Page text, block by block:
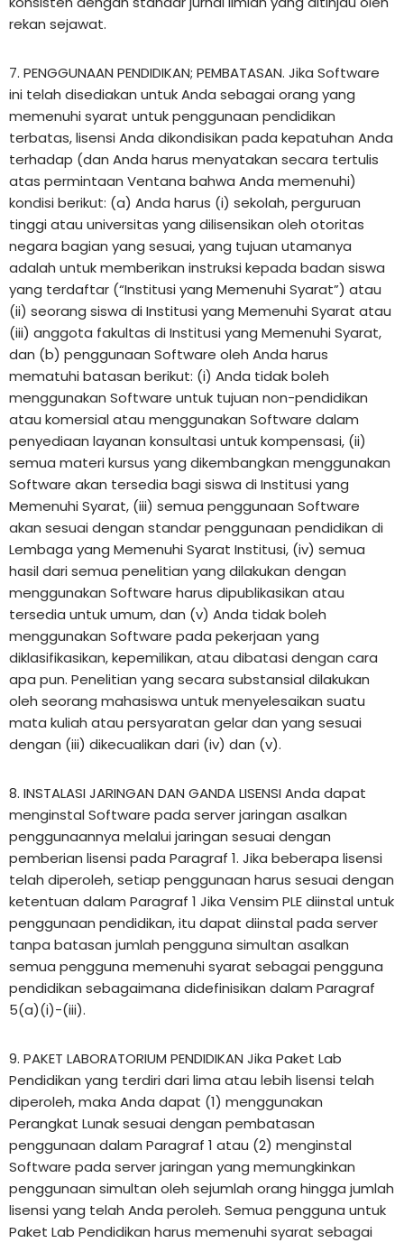
rekan sejawat.
7. PENGGUNAAN PENDIDIKAN; PEMBATASAN. Jika Software
ini telah disediakan untuk Anda sebagai orang yang
memenuhi syarat untuk penggunaan pendidikan
terbatas, lisensi Anda dikondisikan pada kepatuhan Anda
terhadap (dan Anda harus menyatakan secara tertulis
atas permintaan Ventana bahwa Anda memenuhi)
kondisi berikut: (a) Anda harus (i) sekolah, perguruan
tinggi atau universitas yang dilisensikan oleh otoritas
negara bagian yang sesuai, yang tujuan utamanya
adalah untuk memberikan instruksi kepada badan siswa
yang terdaftar (“Institusi yang Memenuhi Syarat”) atau
(ii) seorang siswa di Institusi yang Memenuhi Syarat atau
(iii) anggota fakultas di Institusi yang Memenuhi Syarat,
dan (b) penggunaan Software oleh Anda harus
mematuhi batasan berikut: (i) Anda tidak boleh
menggunakan Software untuk tujuan non-pendidikan
atau komersial atau menggunakan Software dalam
penyediaan layanan konsultasi untuk kompensasi, (ii)
semua materi kursus yang dikembangkan menggunakan
Software akan tersedia bagi siswa di Institusi yang
Memenuhi Syarat, (iii) semua penggunaan Software
akan sesuai dengan standar penggunaan pendidikan di
Lembaga yang Memenuhi Syarat Institusi, (iv) semua
hasil dari semua penelitian yang dilakukan dengan
menggunakan Software harus dipublikasikan atau
tersedia untuk umum, dan (v) Anda tidak boleh
menggunakan Software pada pekerjaan yang
diklasifikasikan, kepemilikan, atau dibatasi dengan cara
apa pun. Penelitian yang secara substansial dilakukan
oleh seorang mahasiswa untuk menyelesaikan suatu
mata kuliah atau persyaratan gelar dan yang sesuai
dengan (iii) dikecualikan dari (iv) dan (v).
8. INSTALASI JARINGAN DAN GANDA LISENSI Anda dapat
menginstal Software pada server jaringan asalkan
penggunaannya melalui jaringan sesuai dengan
pemberian lisensi pada Paragraf 1. Jika beberapa lisensi
telah diperoleh, setiap penggunaan harus sesuai dengan
ketentuan dalam Paragraf 1 Jika Vensim PLE diinstal untuk
penggunaan pendidikan, itu dapat diinstal pada server
tanpa batasan jumlah pengguna simultan asalkan
semua pengguna memenuhi syarat sebagai pengguna
pendidikan sebagaimana didefinisikan dalam Paragraf
5(a)(i)-(iii).
9. PAKET LABORATORIUM PENDIDIKAN Jika Paket Lab
Pendidikan yang terdiri dari lima atau lebih lisensi telah
diperoleh, maka Anda dapat (1) menggunakan
Perangkat Lunak sesuai dengan pembatasan
penggunaan dalam Paragraf 1 atau (2) menginstal
Software pada server jaringan yang memungkinkan
penggunaan simultan oleh sejumlah orang hingga jumlah
lisensi yang telah Anda peroleh. Semua pengguna untuk
Paket Lab Pendidikan harus memenuhi syarat sebagai